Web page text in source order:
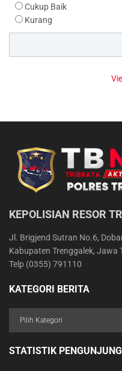
Cukup Baik
Kurang
KEPOLISIAN RESOR
Jl. Brigjend Sutran No.6,
Kabupaten Trenggalek, Jawa
Telp (0355) 791110
KATEGORI BERITA
STATISTIK PENGUNJUNG